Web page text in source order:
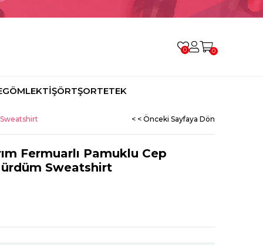
0 0
GÖMLEKTİŞÖRTŞORTETEK
< < Önceki Sayfaya Dön
Fermuarlı Pamuklu Cep
Sweatshirt